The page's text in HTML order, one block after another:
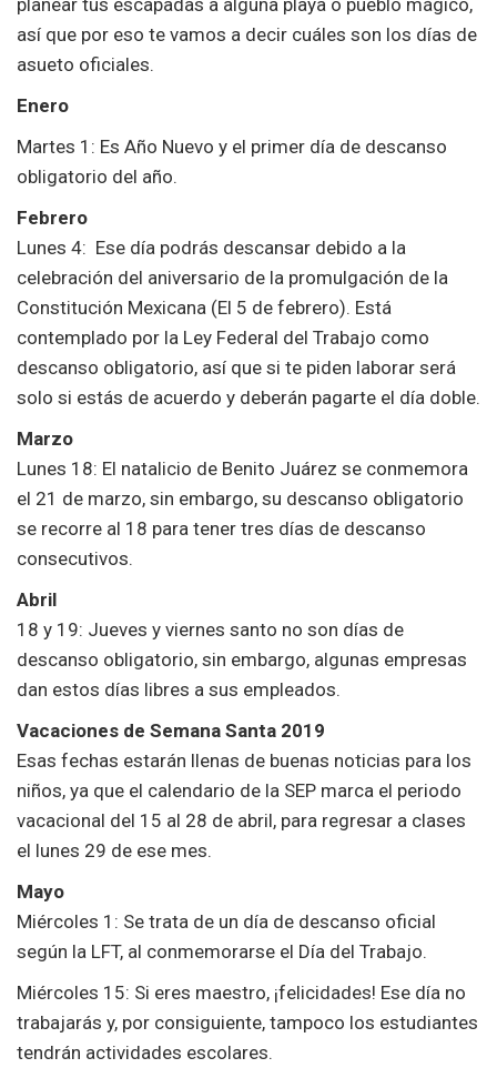
así que por eso te vamos a decir cuáles son los días de
asueto oficiales.
Enero
Martes 1: Es Año Nuevo y el primer día de descanso
obligatorio del año.
Febrero
Lunes 4: Ese día podrás descansar debido a la
celebración del aniversario de la promulgación de la
Constitución Mexicana (El 5 de febrero). Está
contemplado por la Ley Federal del Trabajo como
descanso obligatorio, así que si te piden laborar será
solo si estás de acuerdo y deberán pagarte el día doble.
Marzo
Lunes 18: El natalicio de Benito Juárez se conmemora
el 21 de marzo, sin embargo, su descanso obligatorio
se recorre al 18 para tener tres días de descanso
consecutivos.
Abril
18 y 19: Jueves y viernes santo no son días de
descanso obligatorio, sin embargo, algunas empresas
dan estos días libres a sus empleados.
Vacaciones de Semana Santa 2019
Esas fechas estarán llenas de buenas noticias para los
niños, ya que el calendario de la SEP marca el periodo
vacacional del 15 al 28 de abril, para regresar a clases
el lunes 29 de ese mes.
Mayo
Miércoles 1: Se trata de un día de descanso oficial
según la LFT, al conmemorarse el Día del Trabajo.
Miércoles 15: Si eres maestro, ¡felicidades! Ese día no
trabajarás y, por consiguiente, tampoco los estudiantes
tendrán actividades escolares.